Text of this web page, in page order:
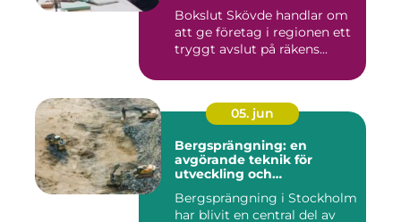
Bokslut Skövde handlar om
att ge företag i regionen ett
tryggt avslut på räkens...
05. jun
Bergsprängning: en
avgörande teknik för
utveckling och
Bergsprängning i Stockholm
har blivit en central del av